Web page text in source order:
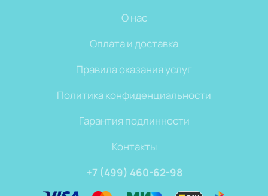
О нас
Оплата и доставка
Правила оказания услуг
Политика конфиденциальности
Гарантия подлинности
Контакты
+7 (499) 460-62-98